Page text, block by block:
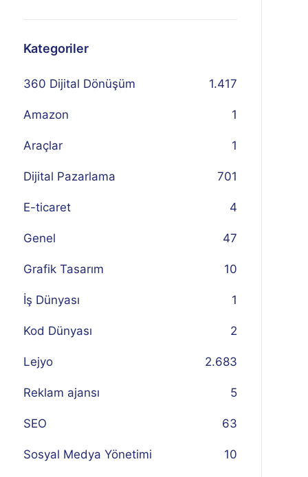
Kategoriler
360 Dijital Dönüşüm 1.417
Amazon 1
Araçlar 1
Dijital Pazarlama 701
E-ticaret 4
Genel 47
Grafik Tasarım 10
İş Dünyası 1
Kod Dünyası 2
Lejyo 2.683
Reklam ajansı 5
SEO 63
Sosyal Medya Yönetimi 10